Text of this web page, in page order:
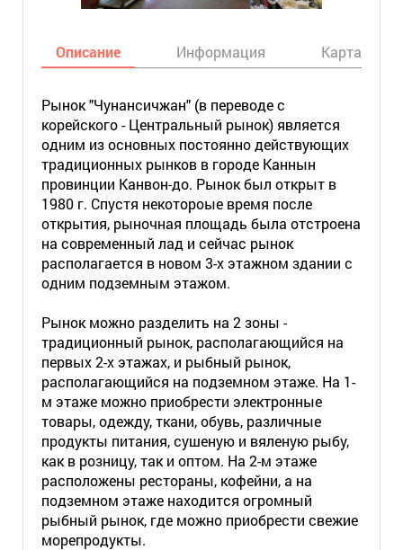
Описание Информация Карта
Рынок "Чунансичжан" (в переводе с
корейского - Центральный рынок) является
одним из основных постоянно действующих
традиционных рынков в городе Каннын
провинции Канвон-до. Рынок был открыт в
1980 г. Спустя некотороые время после
открытия, рыночная площадь была отстроена
на современный лад и сейчас рынок
располагается в новом 3-х этажном здании с
одним подземным этажом.
Рынок можно разделить на 2 зоны -
традиционный рынок, располагающийся на
первых 2-х этажах, и рыбный рынок,
располагающийся на подземном этаже. На 1-
м этаже можно приобрести электронные
товары, одежду, ткани, обувь, различные
продукты питания, сушеную и вяленую рыбу,
как в розницу, так и оптом. На 2-м этаже
расположены рестораны, кофейни, а на
подземном этаже находится огромный
рыбный рынок, где можно приобрести свежие
морепродукты.